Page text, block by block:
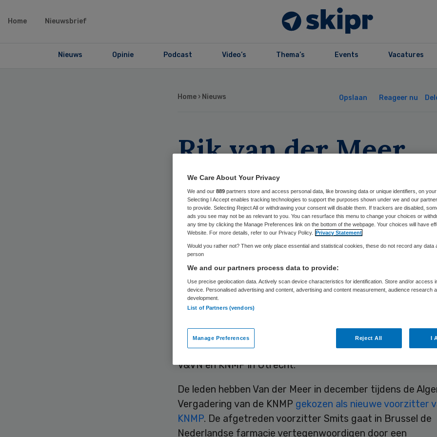
Home Nieuwsbrief
Nieuws Opinie Podcast Video’s Thema’s Events Vacatures
Home › Nieuws Opslaan Reageer nu
Rik van der Meer
treedt aan als
voorzitter KNMP
Skipr Redactie 9 januari 2013,08:33 77 keer gelezen
Jan Smits heeft onlangs het voorzitterschap van de
Nederlandse Maatschappij ter bevordering der Pharmacie,
benoeming is dinsdag officieel bekendgemaakt tijdens de
gezamenlijke nieuwjaarsreceptie van de KNGF, KNMG,
V&VN en KNMP in Utrecht.
De leden hebben Van der Meer in december tijdens de
Vergadering van de KNMP gekozen als nieuwe voorzitter
KNMP. De afgetreden voorzitter Smits gaat in Brussel de
Nederlandse farmacie vertegenwoordigen door een
We Care About Your Privacy
We and our 889 partners store and access personal data, like browsing data or unique identifiers, on your
Selecting I Accept enables tracking technologies to support the purposes shown under we and our
to provide. Selecting Reject All or withdrawing your consent will disable them. If trackers are disabled,
ads you see may not be as relevant to you. You can resurface this menu to change your choices or
any time by clicking the Manage Preferences link on the bottom of the webpage. Your choices will have
Website. For more details, refer to our Privacy Policy. Privacy Statement
Would you rather not? Then we only place essential and statistical cookies, these do not record any data
person
We and our partners process data to provide:
Use precise geolocation data. Actively scan device characteristics for identification. Store and/or access
device. Personalised advertising and content, advertising and content measurement, audience research
development.
List of Partners (vendors)
Manage Preferences Reject All I